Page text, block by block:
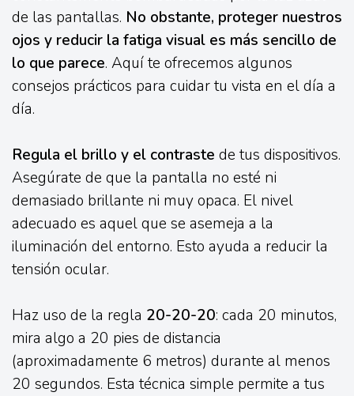
de las pantallas. No obstante, proteger nuestros
ojos y reducir la fatiga visual es más sencillo de
lo que parece. Aquí te ofrecemos algunos
consejos prácticos para cuidar tu vista en el día a
día.
Regula el brillo y el contraste de tus dispositivos.
Asegúrate de que la pantalla no esté ni
demasiado brillante ni muy opaca. El nivel
adecuado es aquel que se asemeja a la
iluminación del entorno. Esto ayuda a reducir la
tensión ocular.
Haz uso de la regla 20-20-20: cada 20 minutos,
mira algo a 20 pies de distancia
(aproximadamente 6 metros) durante al menos
20 segundos. Esta técnica simple permite a tus